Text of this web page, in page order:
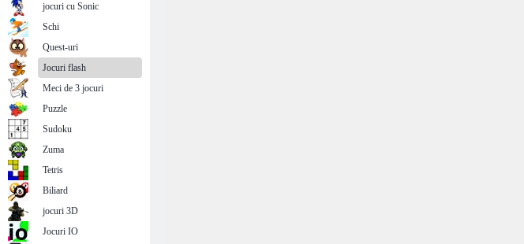
jocuri cu Sonic
Schi
Quest-uri
Jocuri flash
Meci de 3 jocuri
Puzzle
Sudoku
Zuma
Tetris
Biliard
jocuri 3D
Jocuri IO